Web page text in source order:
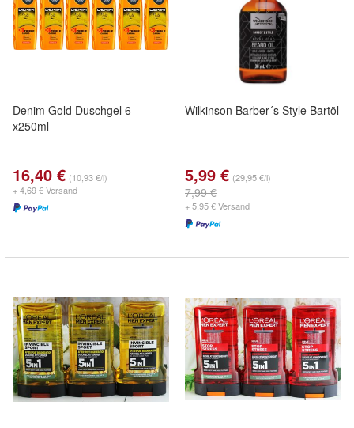
Denim Gold Duschgel 6
x250ml
16,40 € (10,93 €/l)
+ 4,69 € Versand
Wilkinson Barber´s Style Bartöl
5,99 € (29,95 €/l)
7,99 €
+ 5,95 € Versand